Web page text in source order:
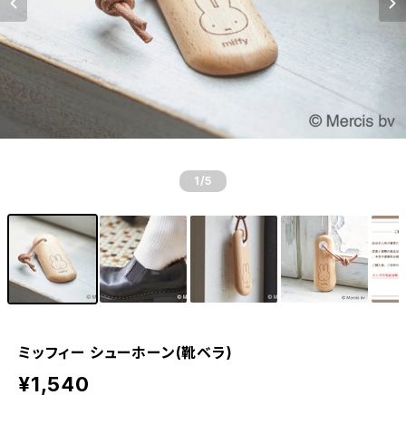
1 /5
ミッフィー シューホーン(靴ベラ)
¥1,540